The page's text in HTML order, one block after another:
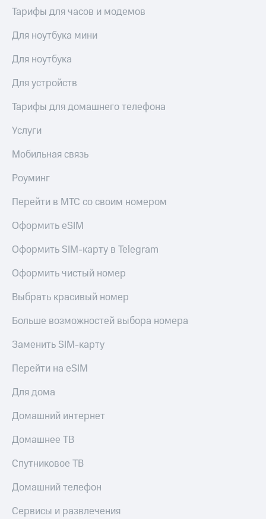
Тарифы для часов и модемов
Для ноутбука мини
Для ноутбука
Для устройств
Тарифы для домашнего телефона
Услуги
Мобильная связь
Роуминг
Перейти в МТС со своим номером
Оформить eSIM
Оформить SIM-карту в Telegram
Оформить чистый номер
Выбрать красивый номер
Больше возможностей выбора номера
Заменить SIM-карту
Перейти на eSIM
Для дома
Домашний интернет
Домашнее ТВ
Спутниковое ТВ
Домашний телефон
Сервисы и развлечения